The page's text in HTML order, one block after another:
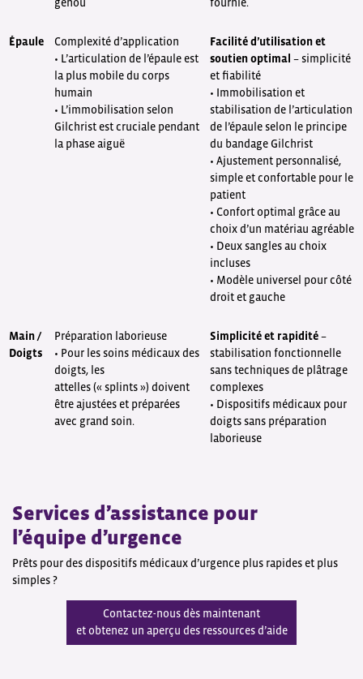
genou fournie.
Épaule
Complexité d’application
• L’articulation de l’épaule est
la plus mobile du corps
humain
• L’immobilisation selon
Gilchrist est cruciale pendant
la phase aiguë
Facilité d’utilisation et
soutien optimal – simplicité
et fiabilité
• Immobilisation et
stabilisation de l’articulation
de l’épaule selon le principe
du bandage Gilchrist
• Ajustement personnalisé,
simple et confortable pour le
patient
• Confort optimal grâce au
choix d’un matériau agréable
• Deux sangles au choix
incluses
• Modèle universel pour côté
droit et gauche
Main /
Doigts
Préparation laborieuse
• Pour les soins médicaux des
doigts, les
attelles (« splints ») doivent
être ajustées et préparées
avec grand soin.
Simplicité et rapidité–
stabilisation fonctionnelle
sans techniques de plâtrage
complexes
• Dispositifs médicaux pour
doigts sans préparation
laborieuse
Services d’assistance pour
l’équipe d’urgence
Prêts pour des dispositifs médicaux d’urgence plus rapides et plus
simples ?
Contactez-nous dès maintenant
et obtenez un aperçu des ressources d’aide